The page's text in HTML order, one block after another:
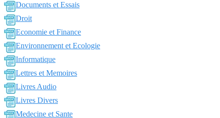
Documents et Essais
Droit
Economie et Finance
Environnement et Ecologie
Informatique
Lettres et Memoires
Livres Audio
Livres Divers
Medecine et Sante